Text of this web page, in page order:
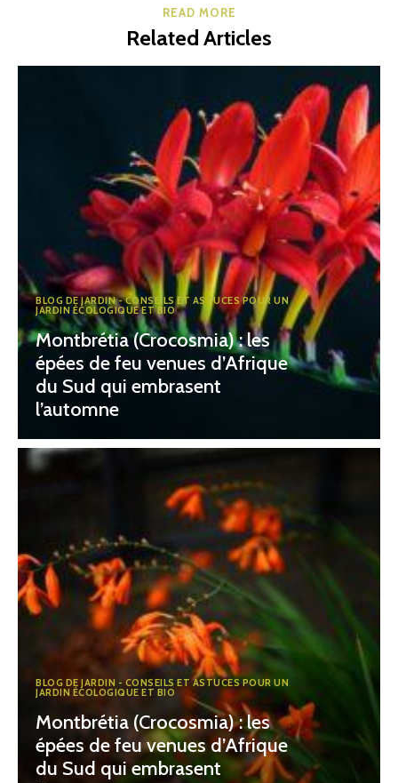
READ MORE
Related Articles
BLOG DE JARDIN - CONSEILS ET ASTUCES POUR UN
JARDIN ÉCOLOGIQUE ET BIO
Montbrétia (Crocosmia) : les
épées de feu venues d’Afrique
du Sud qui embrasent
l’automne
BLOG DE JARDIN - CONSEILS ET ASTUCES POUR UN
JARDIN ÉCOLOGIQUE ET BIO
Montbrétia (Crocosmia) : les
épées de feu venues d’Afrique
du Sud qui embrasent